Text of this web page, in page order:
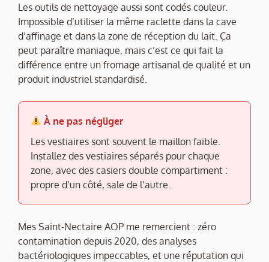
Les outils de nettoyage aussi sont codés couleur.
Impossible d’utiliser la même raclette dans la cave
d’affinage et dans la zone de réception du lait. Ça
peut paraître maniaque, mais c’est ce qui fait la
différence entre un fromage artisanal de qualité et un
produit industriel standardisé.
À ne pas négliger
Les vestiaires sont souvent le maillon faible.
Installez des vestiaires séparés pour chaque
zone, avec des casiers double compartiment :
propre d’un côté, sale de l’autre.
Mes Saint-Nectaire AOP me remercient : zéro
contamination depuis 2020, des analyses
bactériologiques impeccables, et une réputation qui